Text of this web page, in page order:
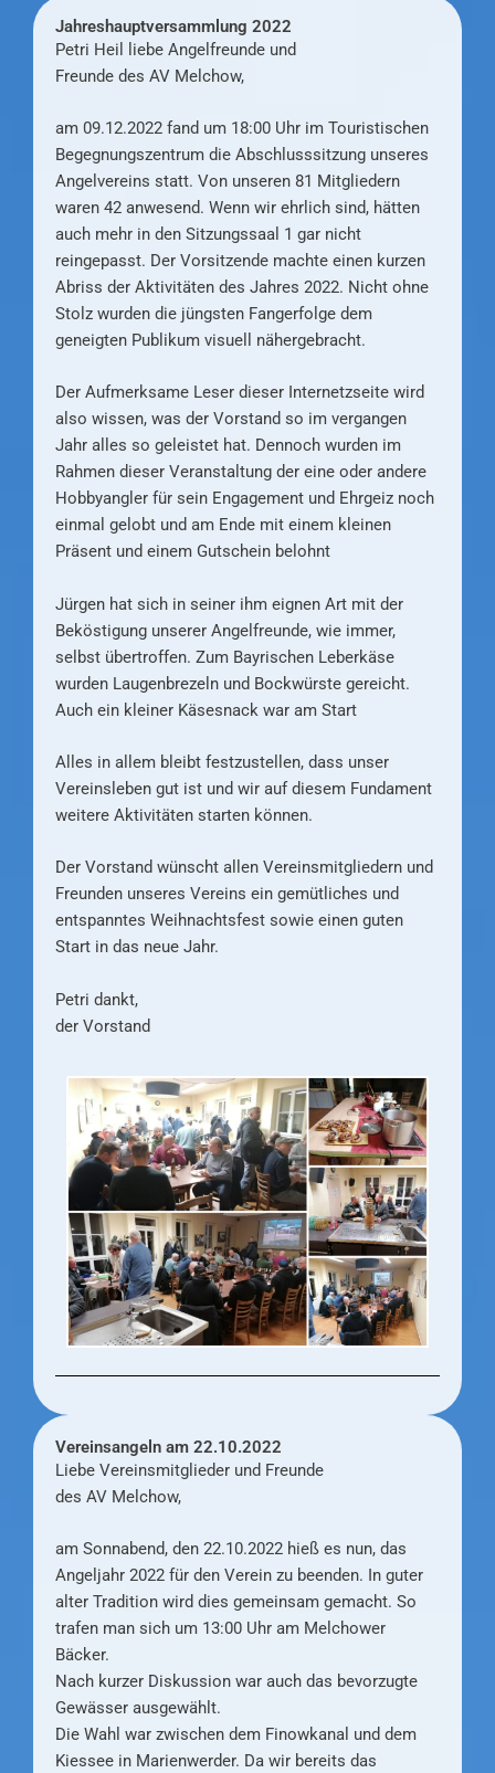
Jahreshauptversammlung 2022
Petri Heil liebe Angelfreunde und
Freunde des AV Melchow,
am 09.12.2022 fand um 18:00 Uhr im Touristischen
Begegnungszentrum die Abschlusssitzung unseres
Angelvereins statt. Von unseren 81 Mitgliedern
waren 42 anwesend. Wenn wir ehrlich sind, hätten
auch mehr in den Sitzungssaal 1 gar nicht
reingepasst. Der Vorsitzende machte einen kurzen
Abriss der Aktivitäten des Jahres 2022. Nicht ohne
Stolz wurden die jüngsten Fangerfolge dem
geneigten Publikum visuell nähergebracht.
Der Aufmerksame Leser dieser Internetzseite wird
also wissen, was der Vorstand so im vergangen
Jahr alles so geleistet hat. Dennoch wurden im
Rahmen dieser Veranstaltung der eine oder andere
Hobbyangler für sein Engagement und Ehrgeiz noch
einmal gelobt und am Ende mit einem kleinen
Präsent und einem Gutschein belohnt
Jürgen hat sich in seiner ihm eignen Art mit der
Beköstigung unserer Angelfreunde, wie immer,
selbst übertroffen. Zum Bayrischen Leberkäse
wurden Laugenbrezeln und Bockwürste gereicht.
Auch ein kleiner Käsesnack war am Start
Alles in allem bleibt festzustellen, dass unser
Vereinsleben gut ist und wir auf diesem Fundament
weitere Aktivitäten starten können.
Der Vorstand wünscht allen Vereinsmitgliedern und
Freunden unseres Vereins ein gemütliches und
entspanntes Weihnachtsfest sowie einen guten
Start in das neue Jahr.
Petri dankt,
der Vorstand
Vereinsangeln am 22.10.2022
Liebe Vereinsmitglieder und Freunde
des AV Melchow,
am Sonnabend, den 22.10.2022 hieß es nun, das
Angeljahr 2022 für den Verein zu beenden. In guter
alter Tradition wird dies gemeinsam gemacht. So
trafen man sich um 13:00 Uhr am Melchower
Bäcker.
Nach kurzer Diskussion war auch das bevorzugte
Gewässer ausgewählt.
Die Wahl war zwischen dem Finowkanal und dem
Kiessee in Marienwerder. Da wir bereits das